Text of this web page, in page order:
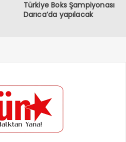
Türkiye Boks Şampiyonası
Darıca’da yapılacak